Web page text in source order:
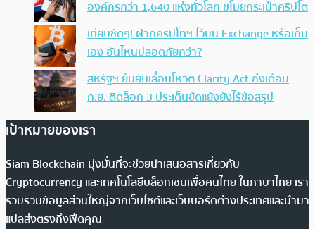
องค์กรกว่า 1,640 แห่งทั่วโลก ขโมยกระเป๋าคริปโต
เทียบชัดๆ! ฝากคริปโทฯ ไว้บน Exchange หรือเก็บ
เอง อันไหนปลอดภัยกว่า?
สหรัฐฯ ยืนยันเลื่อนโหวต Clarity Act ถึงเดือน
ก.ย. ติดล็อก 3 ประเด็นขัดแย้งยังไร้ข้อสรุป
เป้าหมายของเรา
Siam Blockchain มุ่งมั่นที่จะช่วยนำเสนอสารเกี่ยวกับ
Cryptocurrency และเทคโนโลยีบล็อกเชนเพื่อคนไทย ในภาษาไทย เรา
รวบรวมข้อมูลส่วนใหญ่จากเว็บไซต์และเว็บบอร์ดต่างประเทศและนำมา
แปลส่งตรงถึงฟีดคุณ